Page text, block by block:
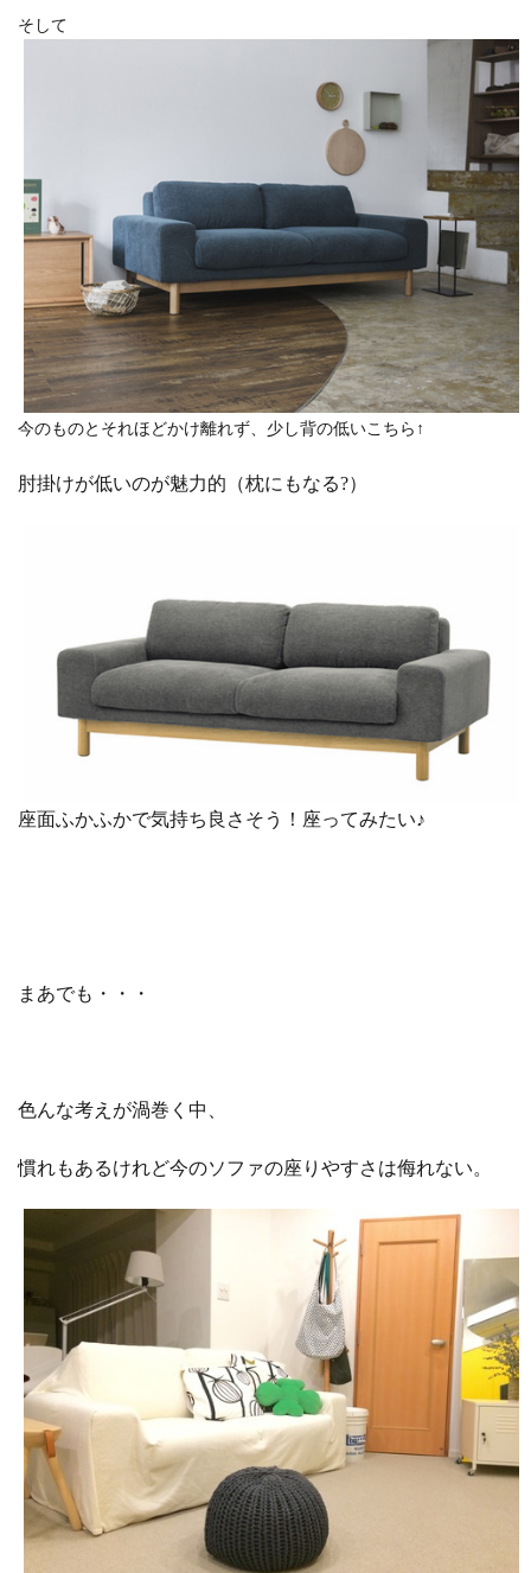
そして
今のものとそれほどかけ離れず、少し背の低いこちら↑
肘掛けが低いのが魅力的（枕にもなる?）
座面ふかふかで気持ち良さそう！座ってみたい♪
まあでも・・・
色んな考えが渦巻く中、
慣れもあるけれど今のソファの座りやすさは侮れない。